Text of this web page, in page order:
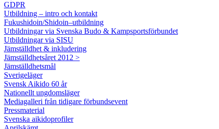
GDPR
Utbildning – intro och kontakt
Fukushidoin/Shidoin–utbildning
Utbildningar via Svenska Budo & Kampsportsförbundet
Utbildningar via SISU
Jämställdhet & inkludering
Jämställdhetsåret 2012 >
Jämställdhetsmål
Sverigeläger
Svensk Aikido 60 år
Nationellt ungdomsläger
Mediagalleri från tidigare förbundsevent
Pressmaterial
Svenska aikidoprofiler